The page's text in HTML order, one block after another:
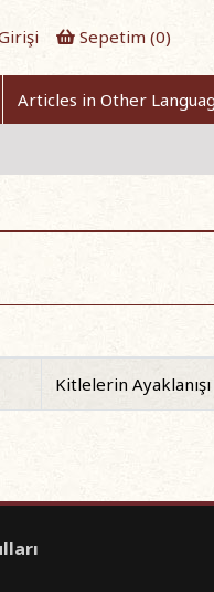
Sepetim (0)
Articles in Other
Kitlelerin Ayaklanışı